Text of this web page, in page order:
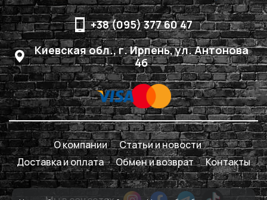
+38 (095) 377 60 47
Киевская обл., г. Ирпень, ул. Антонова
4б
О компании
Статьи и новости
Доставка и оплата
Обмен и возврат Контакты